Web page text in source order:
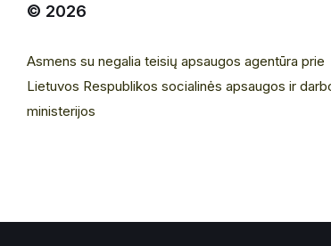
© 2026
Asmens su negalia teisių apsaugos agentūra prie
Lietuvos Respublikos socialinės apsaugos ir
ministerijos